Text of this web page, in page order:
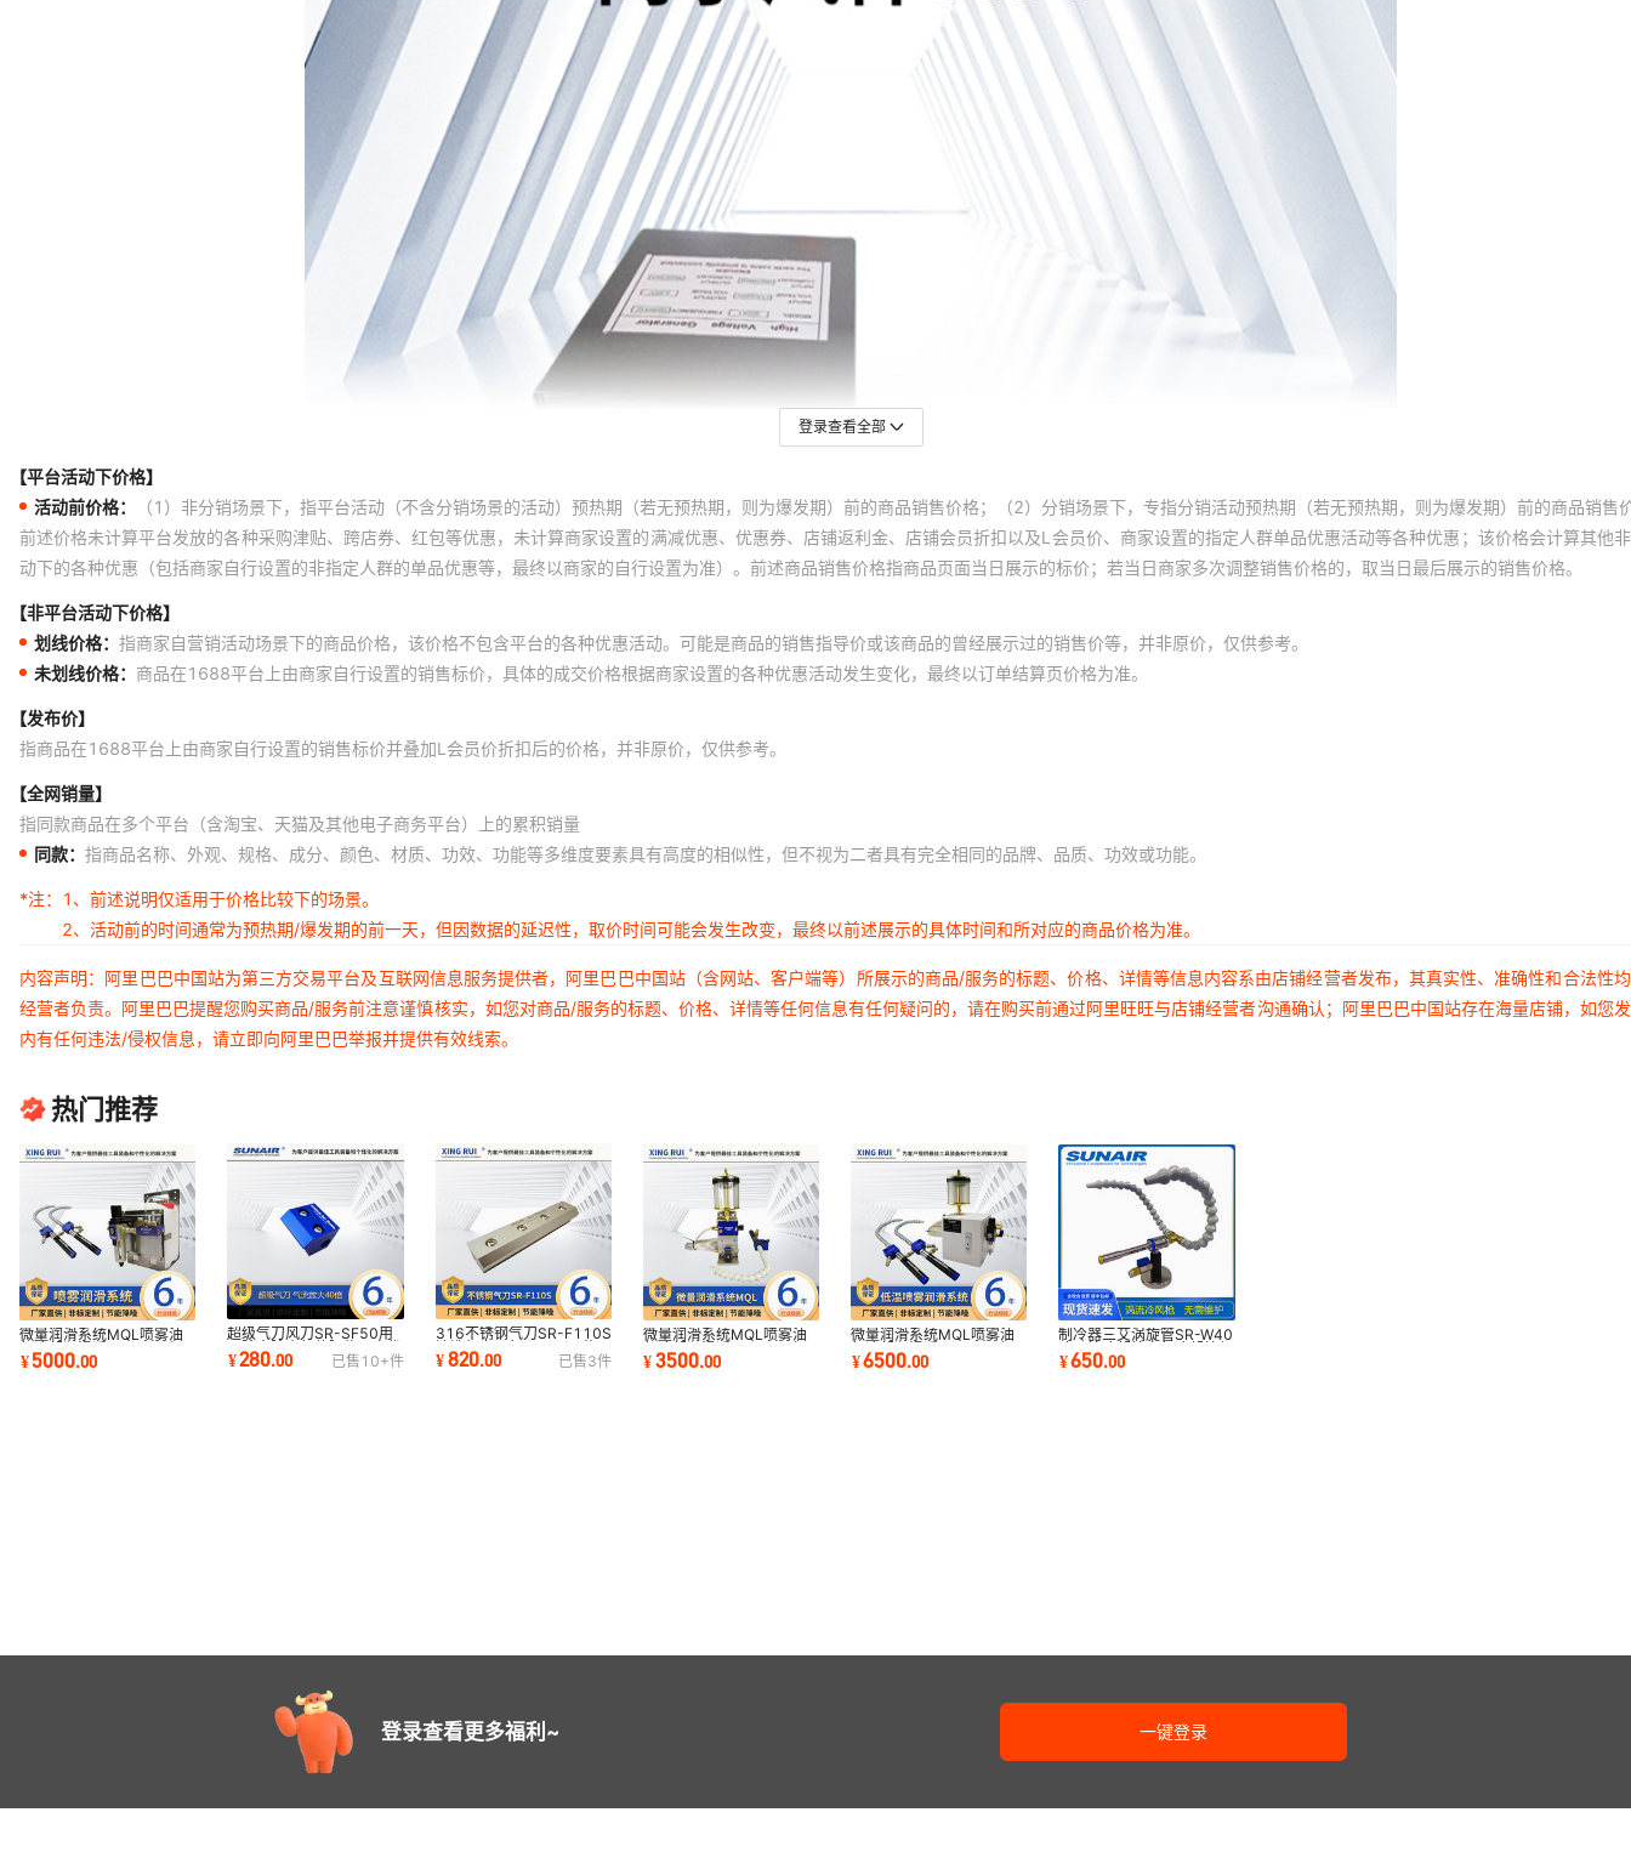
登录查看全部
【平台活动下价格】
活动前价格：
（1）非分销场景下，指平台活动（不含分销场景的活动）预热期（若无预热期，则为爆发期）前的商品销售价格；（2）分销场景下，专指分销活动预热期（若无预热期，则为爆发期）前的商品销售
前述价格未计算平台发放的各种采购津贴、跨店券、红包等优惠，未计算商家设置的满减优惠、优惠券、店铺返利金、店铺会员折扣以及L会员价、商家设置的指定人群单品优惠活动等各种优惠；该价格会计算其他
动下的各种优惠（包括商家自行设置的非指定人群的单品优惠等，最终以商家的自行设置为准）。前述商品销售价格指商品页面当日展示的标价；若当日商家多次调整销售价格的，取当日最后展示的销售价格。
【非平台活动下价格】
划线价格： 指商家自营销活动场景下的商品价格，该价格不包含平台的各种优惠活动。可能是商品的销售指导价或该商品的曾经展示过的销售价等，并非原价，仅供参考。
未划线价格： 商品在1688平台上由商家自行设置的销售标价，具体的成交价格根据商家设置的各种优惠活动发生变化，最终以订单结算页价格为准。
【发布价】
指商品在1688平台上由商家自行设置的销售标价并叠加L会员价折扣后的价格，并非原价，仅供参考。
【全网销量】
指同款商品在多个平台（含淘宝、天猫及其他电子商务平台）上的累积销量
同款： 指商品名称、外观、规格、成分、颜色、材质、功效、功能等多维度要素具有高度的相似性，但不视为二者具有完全相同的品牌、品质、功效或功能。
*注：
1、前述说明仅适用于价格比较下的场景。
2、活动前的时间通常为预热期/爆发期的前一天，但因数据的延迟性，取价时间可能会发生改变，最终以前述展示的具体时间和所对应的商品价格为准。
内容声明：阿里巴巴中国站为第三方交易平台及互联网信息服务提供者，阿里巴巴中国站（含网站、客户端等）所展示的商品/服务的标题、价格、详情等信息内容系由店铺经营者发布，其真实性、准确性和合法性
经营者负责。阿里巴巴提醒您购买商品/服务前注意谨慎核实，如您对商品/服务的标题、价格、详情等任何信息有任何疑问的，请在购买前通过阿里旺旺与店铺经营者沟通确认；阿里巴巴中国站存在海量店铺，如您
内有任何违法/侵权信息，请立即向阿里巴巴举报并提供有效线索。
热门推荐
微量润滑系统MQL喷雾油
气冷却润滑适用于CNC加
工中心数控车床冷却
¥5000.00
超级气刀风刀SR-SF50用
于除水除尘气体隔绝厂家优
惠
¥280.00 已售 10+件
316不锈钢气刀SR-F110S
清洗机专用气刀风刀三艾不
锈钢风刀
¥820.00 已售3件
微量润滑系统MQL喷雾油
气冷却润滑适用于CNC加
工中心数控车床冷却
¥3500.00
微量润滑系统MQL喷雾油
气冷却润滑适用于CNC加
工中心数控车床冷却
¥6500.00
制冷器三艾涡旋管SR-W40
冷风枪冷却枪空气冷却枪便
携涡流管
¥650.00
登录查看更多福利~ 一键登录